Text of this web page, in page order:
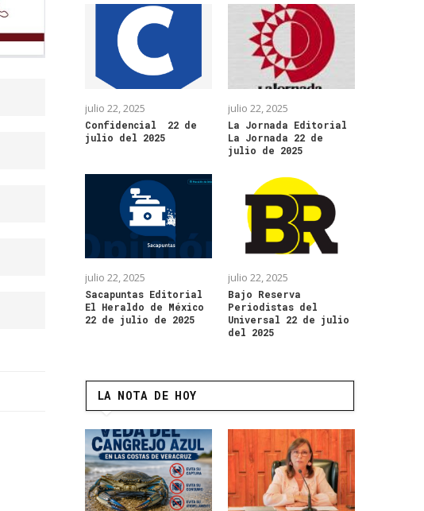
julio 22, 2025
Confidencial 22 de
julio del 2025
julio 22, 2025
La Jornada Editorial
La Jornada 22 de
julio de 2025
julio 22, 2025
Sacapuntas Editorial
El Heraldo de México
22 de julio de 2025
julio 22, 2025
Bajo Reserva
Periodistas del
Universal 22 de julio
del 2025
LA NOTA DE HOY